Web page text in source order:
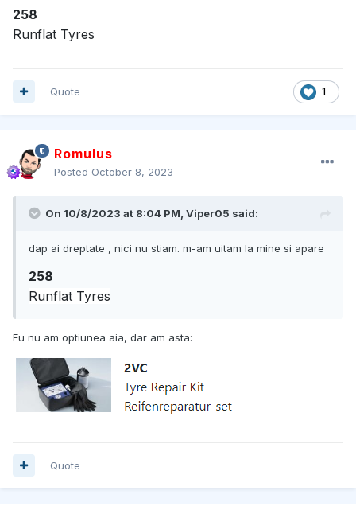
258
Runflat Tyres
1
Quote
Romulus
Posted October 8, 2023
On 10/8/2023 at 8:04 PM, Viper05 said:
dap ai dreptate , nici nu stiam. m-am uitam la mine si apare
258
Runflat Tyres
Eu nu am optiunea aia, dar am asta:
Quote